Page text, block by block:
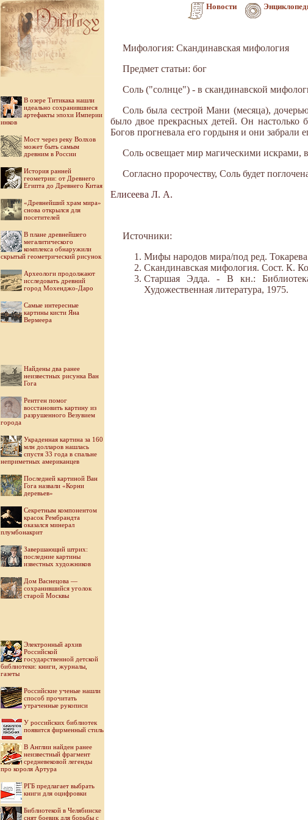
Новости
В озере Титикака нашли
идеально сохранившиеся
артефакты эпохи Империи
инков
Мост через реку Волхов
может быть самым
древним в России
История ранней
геометрии: от Древнего
Египта до Древнего Китая
«Древнейший храм мира»
снова открылся для
посетителей
В плане древнейшего
мегалитического
комплекса обнаружили
скрытый геометрический рисунок
Археологи продолжают
исследовать древний
город Мохенджо-Даро
Самые интересные
картины кисти Яна
Вермеера
Найдены два ранее
неизвестных рисунка Ван
Гога
Рентген помог
восстановить картину из
разрушенного Везувием
города
Украденная картина за 160
млн долларов нашлась
спустя 33 года в спальне
неприметных американцев
Последней картиной Ван
Гога назвали «Корни
деревьев»
Секретным компонентом
красок Рембрандта
оказался минерал
плумбонакрит
Завершающий штрих:
последние картины
известных художников
Дом Васнецова —
сохранившийся уголок
старой Москвы
Электронный архив
Российской
государственной детской
библиотеки: книги, журналы,
газеты
Российские ученые нашли
способ прочитать
утраченные рукописи
У российских библиотек
появится фирменный стиль
В Англии найден ранее
неизвестный фрагмент
средневековой легенды
про короля Артура
РГБ предлагает выбрать
книги для оцифровки
Библиотекой в Челябинске
снят боевик для борьбы с
Мифология: Скандинавская мифология
Предмет статьи: бог
Соль ("солнце") - в скандинавской
Соль была сестрой Мани (месяца),
было двое прекрасных детей. Он
Богов прогневала его гордыня и они забрали
Соль освещает мир магическими
Согласно пророчеству, Соль будет
Елисеева Л. А.
Источники:
Мифы народов мира/под ред.
Скандинавская мифология. Сост. К.
Старшая Эдда. - В кн.:
Художественная литература, 1975.